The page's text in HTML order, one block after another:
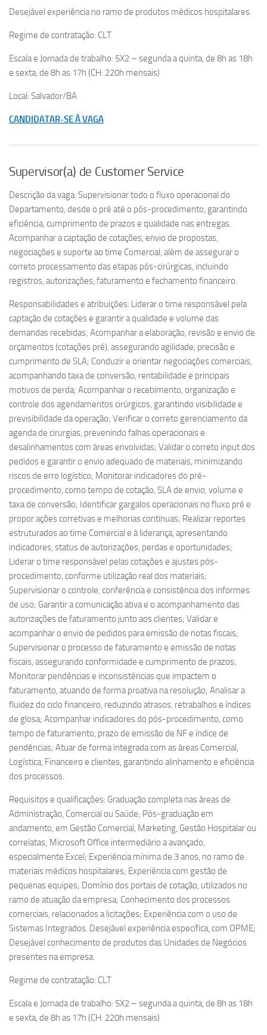
Desejável experiência no ramo de produtos médicos hospitalares.
Regime de contratação: CLT
Escala e Jornada de trabalho: 5X2 – segunda a quinta, de 8h as 18h
e sexta, de 8h as 17h (CH: 220h mensais)
Local: Salvador/BA
CANDIDATAR-SE À VAGA
Supervisor(a) de Customer Service
Descrição da vaga: Supervisionar todo o fluxo operacional do
Departamento, desde o pré até o pós-procedimento, garantindo
eficiência, cumprimento de prazos e qualidade nas entregas.
Acompanhar a captação de cotações, envio de propostas,
negociações e suporte ao time Comercial, além de assegurar o
correto processamento das etapas pós-cirúrgicas, incluindo
registros, autorizações, faturamento e fechamento financeiro.
Responsabilidades e atribuições: Liderar o time responsável pela
captação de cotações e garantir a qualidade e volume das
demandas recebidas; Acompanhar a elaboração, revisão e envio de
orçamentos (cotações pré), assegurando agilidade, precisão e
cumprimento de SLA; Conduzir e orientar negociações comerciais,
acompanhando taxa de conversão, rentabilidade e principais
motivos de perda; Acompanhar o recebimento, organização e
controle dos agendamentos cirúrgicos, garantindo visibilidade e
previsibilidade da operação; Verificar o correto gerenciamento da
agenda de cirurgias, prevenindo falhas operacionais e
desalinhamentos com áreas envolvidas; Validar o correto input dos
pedidos e garantir o envio adequado de materiais, minimizando
riscos de erro logístico; Monitorar indicadores do pré-
procedimento, como tempo de cotação, SLA de envio, volume e
taxa de conversão; Identificar gargalos operacionais no fluxo pré e
propor ações corretivas e melhorias contínuas; Realizar reportes
estruturados ao time Comercial e à liderança, apresentando
indicadores, status de autorizações, perdas e oportunidades;
Liderar o time responsável pelas cotações e ajustes pós-
procedimento, conforme utilização real dos materiais;
Supervisionar o controle, conferência e consistência dos informes
de uso; Garantir a comunicação ativa e o acompanhamento das
autorizações de faturamento junto aos clientes; Validar e
acompanhar o envio de pedidos para emissão de notas fiscais;
Supervisionar o processo de faturamento e emissão de notas
fiscais, assegurando conformidade e cumprimento de prazos;
Monitorar pendências e inconsistências que impactem o
faturamento, atuando de forma proativa na resolução; Analisar a
fluidez do ciclo financeiro, reduzindo atrasos, retrabalhos e índices
de glosa; Acompanhar indicadores do pós-procedimento, como
tempo de faturamento, prazo de emissão de NF e índice de
pendências; Atuar de forma integrada com as áreas Comercial,
Logística, Financeiro e clientes, garantindo alinhamento e eficiência
dos processos.
Requisitos e qualificações: Graduação completa nas áreas de
Administração, Comercial ou Saúde; Pós-graduação em
andamento, em Gestão Comercial, Marketing, Gestão Hospitalar ou
correlatas; Microsoft Office intermediário a avançado,
especialmente Excel; Experiência mínima de 3 anos, no ramo de
materiais médicos hospitalares; Experiência com gestão de
pequenas equipes; Domínio dos portais de cotação, utilizados no
ramo de atuação da empresa; Conhecimento dos processos
comerciais, relacionados a licitações; Experiência com o uso de
Sistemas Integrados. Desejável experiência específica, com OPME;
Desejável conhecimento de produtos das Unidades de Negócios
presentes na empresa.
Regime de contratação: CLT
Escala e Jornada de trabalho: 5X2 – segunda a quinta, de 8h as 18h
e sexta, de 8h as 17h (CH: 220h mensais)